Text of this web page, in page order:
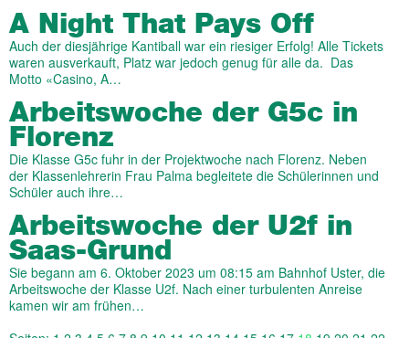
A Night That Pays Off
Auch der diesjährige Kantiball war ein riesiger Erfolg! Alle Tickets
waren ausverkauft, Platz war jedoch genug für alle da. Das
Motto «Casino, A…
Arbeitswoche der G5c in
Florenz
Die Klasse G5c fuhr in der Projektwoche nach Florenz. Neben
der Klassenlehrerin Frau Palma begleitete die Schülerinnen und
Schüler auch ihre…
Arbeitswoche der U2f in
Saas-Grund
Sie begann am 6. Oktober 2023 um 08:15 am Bahnhof Uster, die
Arbeitswoche der Klasse U2f. Nach einer turbulenten Anreise
kamen wir am frühen…